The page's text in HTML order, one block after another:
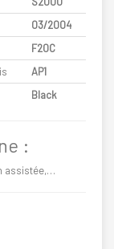
03/2004
F20C
AP1
Black
:
assistée,…